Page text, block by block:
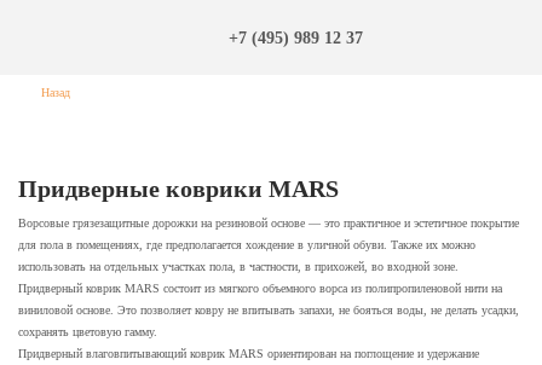
+7 (495) 989 12 37
Назад
Придверные коврики MARS
Ворсовые грязезащитные дорожки на резиновой основе — это практичное и эстетичное покрытие
для пола в помещениях, где предполагается хождение в уличной обуви. Также их можно
использовать на отдельных участках пола, в частности, в прихожей, во входной зоне.
Придверный коврик MARS состоит из мягкого объемного ворса из полипропиленовой нити на
виниловой основе. Это позволяет ковру не впитывать запахи, не бояться воды, не делать усадки,
сохранять цветовую гамму.
Придверный влаговпитывающий коврик MARS ориентирован на поглощение и удержание